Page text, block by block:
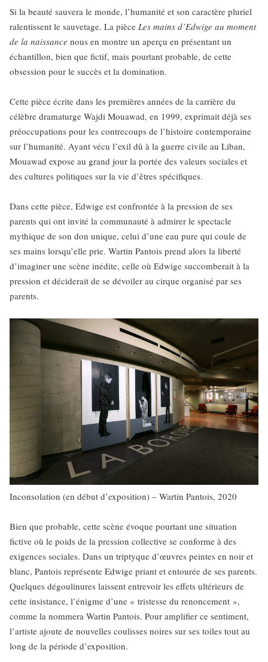
Si la beauté sauvera le monde, l’humanité et son caractère pluriel
ralentissent le sauvetage. La pièce Les mains d’Edwige au moment
de la naissance nous en montre un aperçu en présentant un
échantillon, bien que fictif, mais pourtant probable, de cette
obsession pour le succès et la domination.
Cette pièce écrite dans les premières années de la carrière du
célèbre dramaturge Wajdi Mouawad, en 1999, exprimait déjà ses
préoccupations pour les contrecoups de l’histoire contemporaine
sur l’humanité. Ayant vécu l’exil dû à la guerre civile au Liban,
Mouawad expose au grand jour la portée des valeurs sociales et
des cultures politiques sur la vie d’êtres spécifiques.
Dans cette pièce, Edwige est confrontée à la pression de ses
parents qui ont invité la communauté à admirer le spectacle
mythique de son don unique, celui d’une eau pure qui coule de
ses mains lorsqu’elle prie. Wartin Pantois prend alors la liberté
d’imaginer une scène inédite, celle où Edwige succomberait à la
pression et déciderait de se dévoiler au cirque organisé par ses
parents.
Inconsolation (en début d’exposition) – Wartin Pantois, 2020
Bien que probable, cette scène évoque pourtant une situation
fictive où le poids de la pression collective se conforme à des
exigences sociales. Dans un triptyque d’œuvres peintes en noir et
blanc, Pantois représente Edwige priant et entourée de ses parents.
Quelques dégoulinures laissent entrevoir les effets ultérieurs de
cette insistance, l’énigme d’une « tristesse du renoncement »,
comme la nommera Wartin Pantois. Pour amplifier ce sentiment,
l’artiste ajoute de nouvelles coulisses noires sur ses toiles tout au
long de la période d’exposition.